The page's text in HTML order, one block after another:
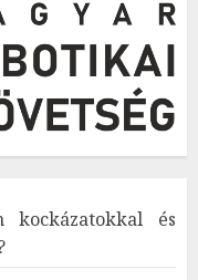
kockázatokkal és